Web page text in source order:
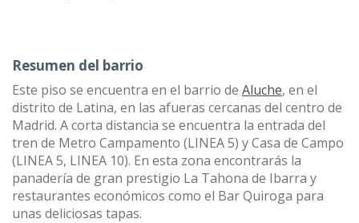
Resumen del barrio
Este piso se encuentra en el barrio de Aluche, en el
distrito de Latina, en las afueras cercanas del centro de
Madrid. A corta distancia se encuentra la entrada del
tren de Metro Campamento (LINEA 5) y Casa de Campo
(LINEA 5, LINEA 10). En esta zona encontrarás la
panadería de gran prestigio La Tahona de Ibarra y
restaurantes económicos como el Bar Quiroga para
unas deliciosas tapas.